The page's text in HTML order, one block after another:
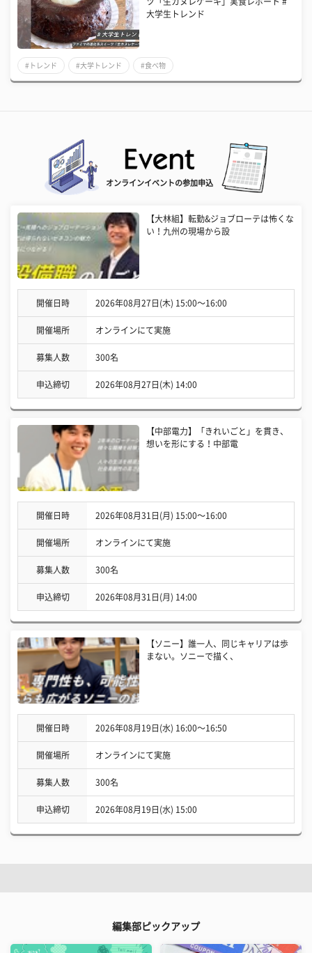
大学生トレンド
#トレンド #大学トレンド #食べ物
オンラインイベントの参加申込
【大林組】転勤&ジョブローテは怖くな
い！九州の現場から設
開催日時 2026年08月27日(木) 15:00〜16:00
開催場所 オンラインにて実施
募集人数 300名
申込締切 2026年08月27日(木) 14:00
【中部電力】「きれいごと」を貫き、
想いを形にする！中部電
開催日時 2026年08月31日(月) 15:00〜16:00
開催場所 オンラインにて実施
募集人数 300名
申込締切 2026年08月31日(月) 14:00
【ソニー】誰一人、同じキャリアは歩
まない。ソニーで描く、
開催日時 2026年08月19日(水) 16:00〜16:50
開催場所 オンラインにて実施
募集人数 300名
申込締切 2026年08月19日(水) 15:00
編集部ピックアップ